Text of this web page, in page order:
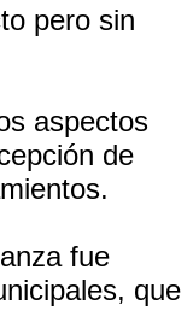
pero sin
aspectos
de
fue
que